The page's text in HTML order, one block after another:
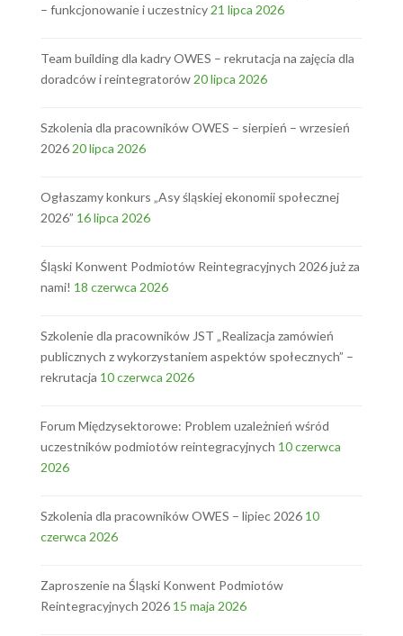
– funkcjonowanie i uczestnicy 21 lipca 2026
Team building dla kadry OWES – rekrutacja na zajęcia dla
doradców i reintegratorów 20 lipca 2026
Szkolenia dla pracowników OWES – sierpień – wrzesień
2026 20 lipca 2026
Ogłaszamy konkurs „Asy śląskiej ekonomii społecznej
2026” 16 lipca 2026
Śląski Konwent Podmiotów Reintegracyjnych 2026 już za
nami! 18 czerwca 2026
Szkolenie dla pracowników JST „Realizacja zamówień
publicznych z wykorzystaniem aspektów społecznych” –
rekrutacja 10 czerwca 2026
Forum Międzysektorowe: Problem uzależnień wśród
uczestników podmiotów reintegracyjnych 10 czerwca
2026
Szkolenia dla pracowników OWES – lipiec 2026 10
czerwca 2026
Zaproszenie na Śląski Konwent Podmiotów
Reintegracyjnych 2026 15 maja 2026